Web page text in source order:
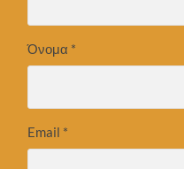
Όνομα *
Email *